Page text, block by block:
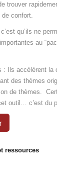
trouver
de confort.
qu’ils ne
au
: Ils accélèrent la
des thèmes
de thèmes.
outil… c’est du
ressources